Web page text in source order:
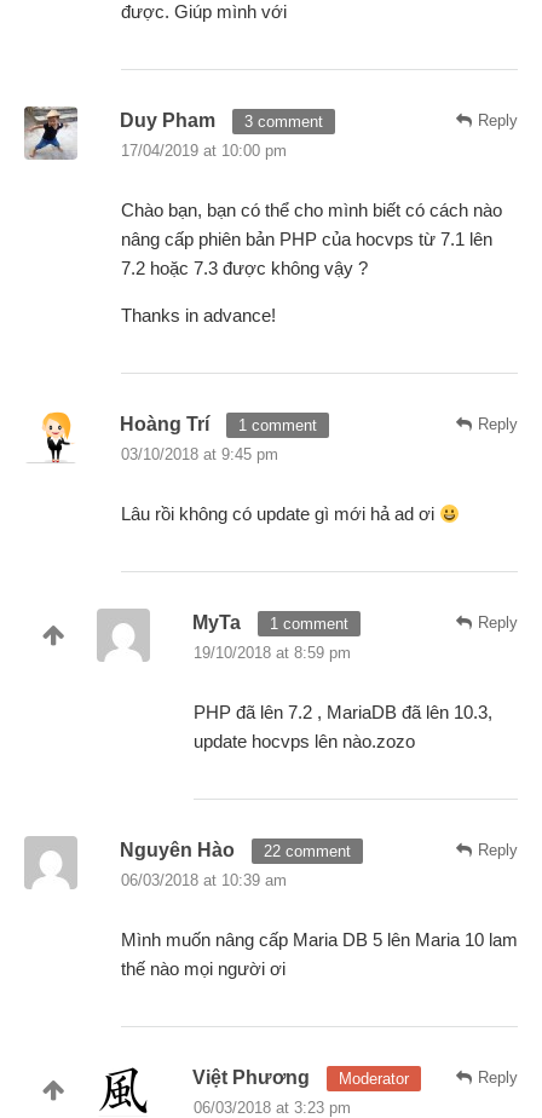
được. Giúp mình với
Reply
Duy Pham
3 comment
17/04/2019 at 10:00 pm
Chào bạn, bạn có thể cho mình biết có cách nào
nâng cấp phiên bản PHP của hocvps từ 7.1 lên
7.2 hoặc 7.3 được không vậy ?
Thanks in advance!
Reply
Hoàng Trí
1 comment
03/10/2018 at 9:45 pm
Lâu rồi không có update gì mới hả ad ơi
Reply
MyTa
1 comment
19/10/2018 at 8:59 pm
PHP đã lên 7.2 , MariaDB đã lên 10.3,
update hocvps lên nào.zozo
Reply
Nguyên Hào
22 comment
06/03/2018 at 10:39 am
Mình muốn nâng cấp Maria DB 5 lên Maria 10 lam
thế nào mọi người ơi
Reply
Việt Phương
Moderator
06/03/2018 at 3:23 pm